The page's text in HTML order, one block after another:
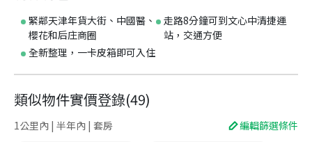
緊鄰天津年貨大街、中國醫、
櫻花和后庄商圈
走路8分鐘可到文心中清捷運
站，交通方便
全新整理，一卡皮箱即可入住
類似物件實價登錄(49)
1公里內 | 半年內 | 套房 編輯篩選條件